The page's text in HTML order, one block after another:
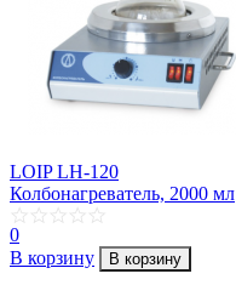
LOIP LH-120
Колбонагреватель, 2000 мл
0
В корзину
В корзину